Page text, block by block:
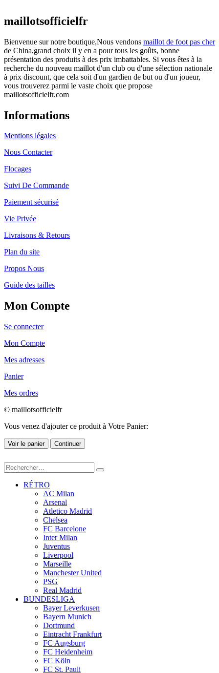
maillotsofficielfr
Bienvenue sur notre boutique,Nous vendons maillot de foot pas cher
de China,grand choix il y en a pour tous les goûts, bonne
présentation des produits à des prix imbattables. Si vous êtes à la
recherche du nouveau maillot d'un club ou d'une sélection nationale
à prix discount, que cela soit d'un gardien de but ou d'un joueur,
vous trouverez parmi le vaste choix que propose
maillotsofficielfr.com
Informations
Mentions légales
Nous Contacter
Flocages
Suivi De Commande
Paiement sécurisé
Vie Privée
Livraisons & Retours
Plan du site
Propos Nous
Guide des tailles
Mon Compte
Se connecter
Mon Compte
Mes adresses
Panier
Mes ordres
© maillotsofficielfr
Vous venez d'ajouter ce produit à Votre Panier:
Voir le panier Continuer
RÉTRO
AC Milan
Arsenal
Atletico Madrid
Chelsea
FC Barcelone
Inter Milan
Juventus
Liverpool
Marseille
Manchester United
PSG
Real Madrid
BUNDESLIGA
Bayer Leverkusen
Bayern Munich
Dortmund
Eintracht Frankfurt
FC Augsburg
FC Heidenheim
FC Köln
FC St. Pauli